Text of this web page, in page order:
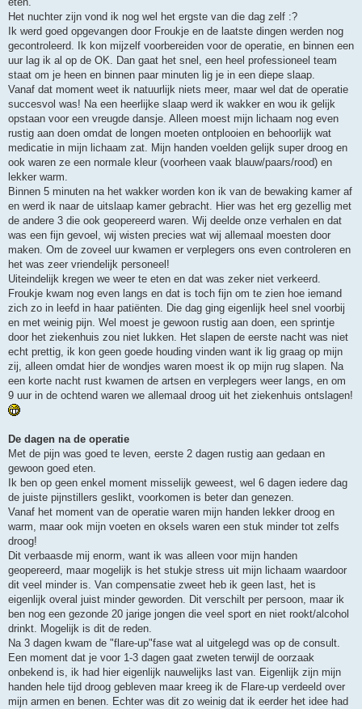
Het nuchter zijn vond ik nog wel het ergste van die dag zelf :?
Ik werd goed opgevangen door Froukje en de laatste dingen werden nog
gecontroleerd. Ik kon mijzelf voorbereiden voor de operatie, en binnen een
uur lag ik al op de OK. Dan gaat het snel, een heel professioneel team
staat om je heen en binnen paar minuten lig je in een diepe slaap.
Vanaf dat moment weet ik natuurlijk niets meer, maar wel dat de operatie
succesvol was! Na een heerlijke slaap werd ik wakker en wou ik gelijk
opstaan voor een vreugde dansje. Alleen moest mijn lichaam nog even
rustig aan doen omdat de longen moeten ontplooien en behoorlijk wat
medicatie in mijn lichaam zat. Mijn handen voelden gelijk super droog en
ook waren ze een normale kleur (voorheen vaak blauw/paars/rood) en
lekker warm.
Binnen 5 minuten na het wakker worden kon ik van de bewaking kamer af
en werd ik naar de uitslaap kamer gebracht. Hier was het erg gezellig met
de andere 3 die ook geopereerd waren. Wij deelde onze verhalen en dat
was een fijn gevoel, wij wisten precies wat wij allemaal moesten door
maken. Om de zoveel uur kwamen er verplegers ons even controleren en
het was zeer vriendelijk personeel!
Uiteindelijk kregen we weer te eten en dat was zeker niet verkeerd.
Froukje kwam nog even langs en dat is toch fijn om te zien hoe iemand
zich zo in leefd in haar patiënten. Die dag ging eigenlijk heel snel voorbij
en met weinig pijn. Wel moest je gewoon rustig aan doen, een sprintje
door het ziekenhuis zou niet lukken. Het slapen de eerste nacht was niet
echt prettig, ik kon geen goede houding vinden want ik lig graag op mijn
zij, alleen omdat hier de wondjes waren moest ik op mijn rug slapen. Na
een korte nacht rust kwamen de artsen en verplegers weer langs, en om
9 uur in de ochtend waren we allemaal droog uit het ziekenhuis ontslagen!
De dagen na de operatie
Met de pijn was goed te leven, eerste 2 dagen rustig aan gedaan en
gewoon goed eten.
Ik ben op geen enkel moment misselijk geweest, wel 6 dagen iedere dag
de juiste pijnstillers geslikt, voorkomen is beter dan genezen.
Vanaf het moment van de operatie waren mijn handen lekker droog en
warm, maar ook mijn voeten en oksels waren een stuk minder tot zelfs
droog!
Dit verbaasde mij enorm, want ik was alleen voor mijn handen
geopereerd, maar mogelijk is het stukje stress uit mijn lichaam waardoor
dit veel minder is. Van compensatie zweet heb ik geen last, het is
eigenlijk overal juist minder geworden. Dit verschilt per persoon, maar ik
ben nog een gezonde 20 jarige jongen die veel sport en niet rookt/alcohol
drinkt. Mogelijk is dit de reden.
Na 3 dagen kwam de "flare-up"fase wat al uitgelegd was op de consult.
Een moment dat je voor 1-3 dagen gaat zweten terwijl de oorzaak
onbekend is, ik had hier eigenlijk nauwelijks last van. Eigenlijk zijn mijn
handen hele tijd droog gebleven maar kreeg ik de Flare-up verdeeld over
mijn armen en benen. Echter was dit zo weinig dat ik eerder het idee had